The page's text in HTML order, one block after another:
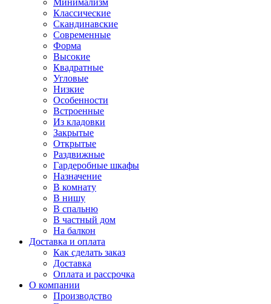
Минимализм
Классические
Скандинавские
Современные
Форма
Высокие
Квадратные
Угловые
Низкие
Особенности
Встроенные
Из кладовки
Закрытые
Открытые
Раздвижные
Гардеробные шкафы
Назначение
В комнату
В нишу
В спальню
В частный дом
На балкон
Доставка и оплата
Как сделать заказ
Доставка
Оплата и рассрочка
О компании
Производство